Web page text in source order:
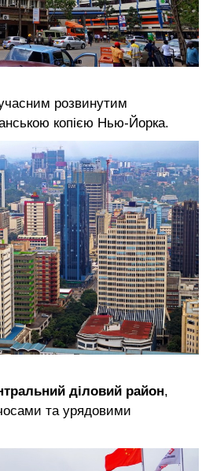
розвинутим
копією Нью-Йорка.
діловий район,
та урядовими